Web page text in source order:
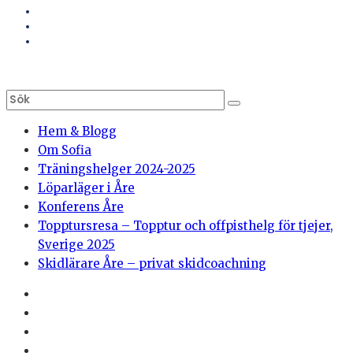
Hem & Blogg
Om Sofia
Träningshelger 2024-2025
Löparläger i Åre
Konferens Åre
Topptursresa – Topptur och offpisthelg för tjejer,
Sverige 2025
Skidlärare Åre – privat skidcoachning